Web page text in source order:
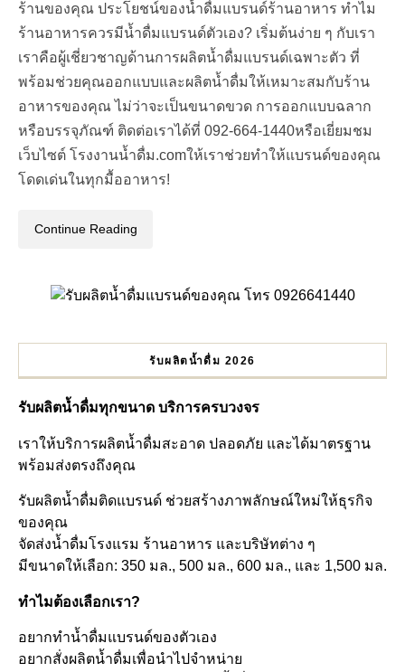
ร้านของคุณ ประโยชน์ของน้ำดื่มแบรนด์ร้านอาหาร ทำไม
ร้านอาหารควรมีน้ำดื่มแบรนด์ตัวเอง? เริ่มต้นง่าย ๆ กับเรา
เราคือผู้เชี่ยวชาญด้านการผลิตน้ำดื่มแบรนด์เฉพาะตัว ที่
พร้อมช่วยคุณออกแบบและผลิตน้ำดื่มให้เหมาะสมกับร้าน
อาหารของคุณ ไม่ว่าจะเป็นขนาดขวด การออกแบบฉลาก
หรือบรรจุภัณฑ์ ติดต่อเราได้ที่ 092-664-1440หรือเยี่ยมชม
เว็บไซต์ โรงงานน้ำดื่ม.comให้เราช่วยทำให้แบรนด์ของคุณ
โดดเด่นในทุกมื้ออาหาร!
Continue Reading
รับผลิตน้ำดื่ม 2026
รับผลิตน้ำดื่มทุกขนาด บริการครบวงจร
เราให้บริการผลิตน้ำดื่มสะอาด ปลอดภัย และได้มาตรฐาน
พร้อมส่งตรงถึงคุณ
รับผลิตน้ำดื่มติดแบรนด์ ช่วยสร้างภาพลักษณ์ใหม่ให้ธุรกิจ
ของคุณ
จัดส่งน้ำดื่มโรงแรม ร้านอาหาร และบริษัทต่าง ๆ
มีขนาดให้เลือก: 350 มล., 500 มล., 600 มล., และ 1,500 มล.
ทำไมต้องเลือกเรา?
อยากทำน้ำดื่มแบรนด์ของตัวเอง
อยากสั่งผลิตน้ำดื่มเพื่อนำไปจำหน่าย